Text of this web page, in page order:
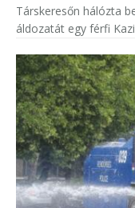
Társkeresőn hálózta
áldozatát egy férfi